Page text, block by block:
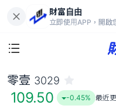
財富自由
立即使用APP，開啟
109.50
零壹 3029
109.50 -0.45% 最近